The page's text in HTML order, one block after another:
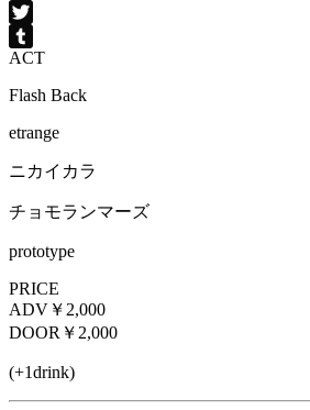
Facebook
Twitter
Tumblr
ACT
Flash Back
etrange
ニカイカラ
チョモランマーズ
prototype
PRICE
ADV ￥2,000
DOOR ￥2,000
(+1drink)